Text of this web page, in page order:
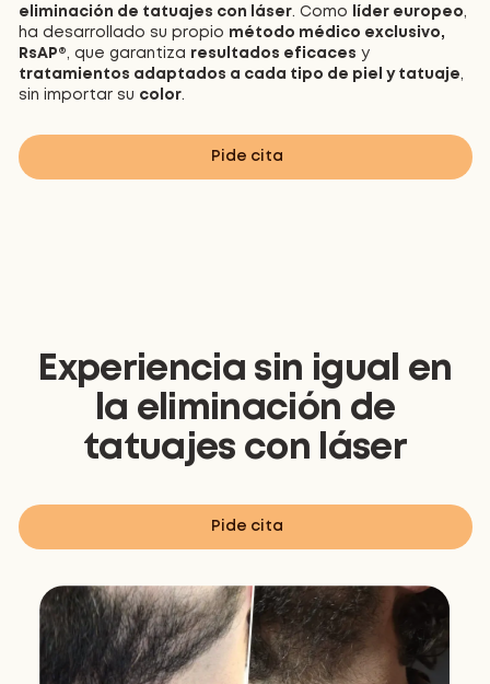
eliminación de tatuajes con láser. Como líder europeo,
ha desarrollado su propio método médico exclusivo,
RsAP®, que garantiza resultados eficaces y
tratamientos adaptados a cada tipo de piel y tatuaje,
sin importar su color.
Pide cita
Experiencia sin igual en
la eliminación de
tatuajes con láser
Pide cita